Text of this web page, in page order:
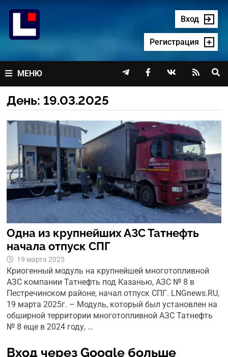
содержимому
Вход
Регистрация
МЕНЮ    
День: 19.03.2025
Одна из крупнейших АЗС Татнефть
начала отпуск СПГ
19 марта 2025
Криогенный модуль на крупнейшей многотопливной
АЗС компании Татнефть под Казанью, АЗС № 8 в
Пестречинском районе, начал отпуск СПГ. LNGnews.RU,
19 марта 2025г. – Модуль, который был установлен на
обширной территории многотопливной АЗС Татнефть
№ 8 еще в 2024 году, …
Вход через Google больше